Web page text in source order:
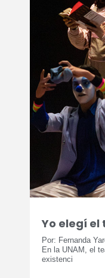
Yo elegí el
Por: Fernanda
En la UNAM, el
existenci